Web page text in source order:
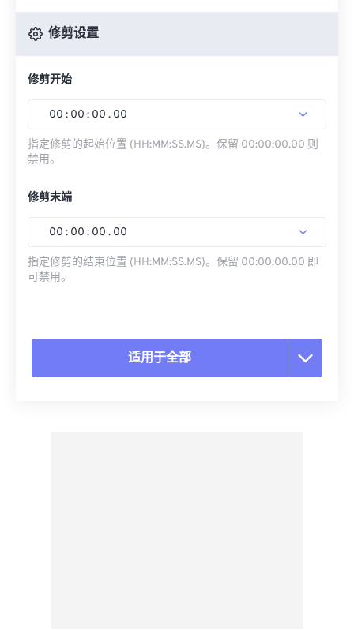
修剪设置
修剪开始
00 : 00 : 00 . 00
指定修剪的起始位置 (HH:MM:SS.MS)。保留 00:00:00.00 则
禁用。
修剪末端
00 : 00 : 00 . 00
指定修剪的结束位置 (HH:MM:SS.MS)。保留 00:00:00.00 即
可禁用。
适用于全部